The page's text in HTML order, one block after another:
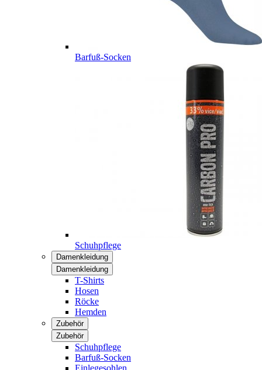
Barfuß-Socken
Schuhpflege
Damenkleidung
Damenkleidung
T-Shirts
Hosen
Röcke
Hemden
Zubehör
Zubehör
Schuhpflege
Barfuß-Socken
Einlegesohlen